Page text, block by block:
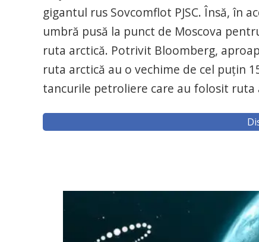
gigantul rus Sovcomflot PJSC. Însă, în
umbră pusă la punct de Moscova
ruta arctică. Potrivit Bloomberg,
ruta arctică au o vechime de cel puţin
tancurile petroliere care au folosit ruta